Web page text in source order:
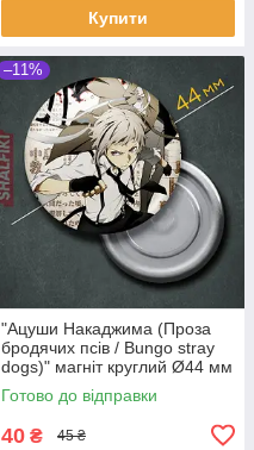
Купити
–11%
"Ацуши Накаджима (Проза
бродячих псів / Bungo stray
dogs)" магніт круглий Ø44 мм
Готово до відправки
40 ₴ 45 ₴